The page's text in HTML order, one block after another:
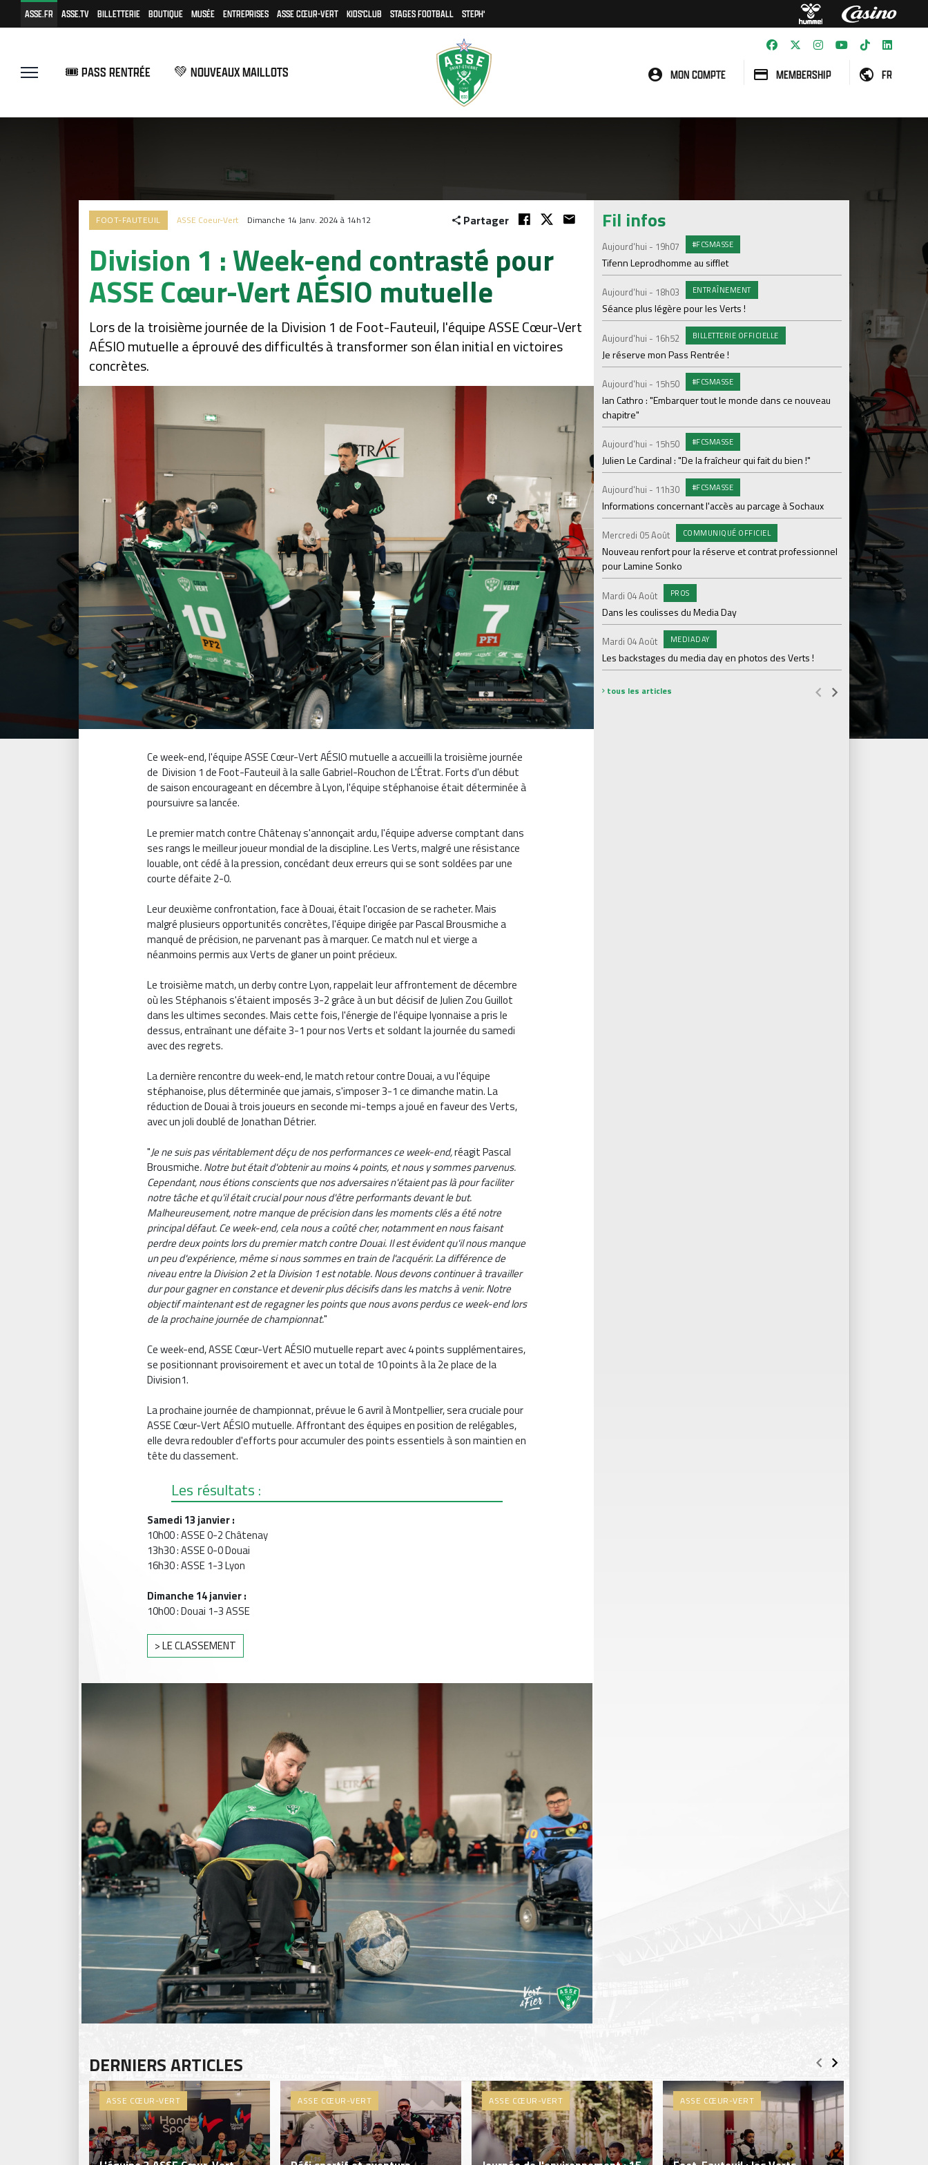
ASSE.FR ASSE.TV BILLETTERIE BOUTIQUE MUSÉE ENTREPRISES ASSE CŒUR-VERT KIDS'CLUB STAGES FOOTBALL STEPH'
🎟️ PASS RENTRÉE 💚 NOUVEAUX MAILLOTS MON COMPTE MEMBERSHIP FR
FOOT-FAUTEUIL ASSE Coeur-Vert Dimanche 14 Janv. 2024 à 14h12 Partager
Division 1 : Week-end contrasté pour
ASSE Cœur-Vert AÉSIO mutuelle
Lors de la troisième journée de la Division 1 de Foot-Fauteuil, l'équipe ASSE Cœur-Vert
AÉSIO mutuelle a éprouvé des difficultés à transformer son élan initial en victoires
concrètes.
Ce week-end, l'équipe ASSE Cœur-Vert AÉSIO mutuelle a accueilli la troisième journée
de Division 1 de Foot-Fauteuil à la salle Gabriel-Rouchon de L'Étrat. Forts d'un début
de saison encourageant en décembre à Lyon, l'équipe stéphanoise était déterminée à
poursuivre sa lancée.
Le premier match contre Châtenay s'annonçait ardu, l'équipe adverse comptant dans
ses rangs le meilleur joueur mondial de la discipline. Les Verts, malgré une résistance
louable, ont cédé à la pression, concédant deux erreurs qui se sont soldées par une
courte défaite 2-0.
Leur deuxième confrontation, face à Douai, était l'occasion de se racheter. Mais
malgré plusieurs opportunités concrètes, l'équipe dirigée par Pascal Brousmiche a
manqué de précision, ne parvenant pas à marquer. Ce match nul et vierge a
néanmoins permis aux Verts de glaner un point précieux.
Le troisième match, un derby contre Lyon, rappelait leur affrontement de décembre
où les Stéphanois s'étaient imposés 3-2 grâce à un but décisif de Julien Zou Guillot
dans les ultimes secondes. Mais cette fois, l'énergie de l'équipe lyonnaise a pris le
dessus, entraînant une défaite 3-1 pour nos Verts et soldant la journée du samedi
avec des regrets.
La dernière rencontre du week-end, le match retour contre Douai, a vu l'équipe
stéphanoise, plus déterminée que jamais, s'imposer 3-1 ce dimanche matin. La
réduction de Douai à trois joueurs en seconde mi-temps a joué en faveur des Verts,
avec un joli doublé de Jonathan Détrier.
"Je ne suis pas véritablement déçu de nos performances ce week-end,réagit Pascal
Brousmiche. Notre but était d'obtenir au moins 4 points, et nous y sommes parvenus.
Cependant, nous étions conscients que nos adversaires n'étaient pas là pour faciliter
notre tâche et qu'il était crucial pour nous d'être performants devant le but.
Malheureusement, notre manque de précision dans les moments clés a été notre
principal défaut. Ce week-end, cela nous a coûté cher, notamment en nous faisant
perdre deux points lors du premier match contre Douai. Il est évident qu'il nous manque
un peu d'expérience, même si nous sommes en train de l'acquérir. La différence de
niveau entre la Division 2 et la Division 1 est notable. Nous devons continuer à travailler
dur pour gagner en constance et devenir plus décisifs dans les matchs à venir. Notre
objectif maintenant est de regagner les points que nous avons perdus ce week-end lors
de la prochaine journée de championnat."
Ce week-end, ASSE Cœur-Vert AÉSIO mutuelle repart avec 4 points supplémentaires,
se positionnant provisoirement et avec un total de 10 points à la 2e place de la
Division1.
La prochaine journée de championnat, prévue le 6 avril à Montpellier, sera cruciale pour
ASSE Cœur-Vert AÉSIO mutuelle. Affrontant des équipes en position de relégables,
elle devra redoubler d'efforts pour accumuler des points essentiels à son maintien en
tête du classement.
Les résultats :
Samedi 13 janvier :
10h00 : ASSE 0-2 Châtenay
13h30 : ASSE 0-0 Douai
16h30 : ASSE 1-3 Lyon
Dimanche 14 janvier :
10h00 : Douai 1-3 ASSE
> LE CLASSEMENT
Fil infos
Aujourd'hui - 19h07 #FCSMASSE
Tifenn Leprodhomme au sifflet
Aujourd'hui - 18h03 ENTRAÎNEMENT
Séance plus légère pour les Verts !
Aujourd'hui - 16h52 BILLETTERIE OFFICIELLE
Je réserve mon Pass Rentrée !
Aujourd'hui - 15h50 #FCSMASSE
Ian Cathro : "Embarquer tout le monde dans ce nouveau
chapitre"
Aujourd'hui - 15h50 #FCSMASSE
Julien Le Cardinal : "De la fraîcheur qui fait du bien !"
Aujourd'hui - 11h30 #FCSMASSE
Informations concernant l'accès au parcage à Sochaux
Mercredi 05 Août COMMUNIQUÉ OFFICIEL
Nouveau renfort pour la réserve et contrat professionnel
pour Lamine Sonko
Mardi 04 Août PROS
Dans les coulisses du Media Day
Mardi 04 Août MEDIADAY
Les backstages du media day en photos des Verts !
Les Verts sur le
Le programme de
Lundi 03 Août
Parcage complet
Lundi 03 Août
Le dernier match
Dimanche 02 Août
Le point sur
Ian Cathro : "La
vont commencer"
Samedi 01 Août
Une victoire
Samedi 01 Août
Samedi 01 Août
20 600 abonnés :
tous les articles
DERNIERS ARTICLES
ASSE CŒUR-VERT ASSE CŒUR-VERT ASSE CŒUR-VERT ASSE CŒUR-VERT